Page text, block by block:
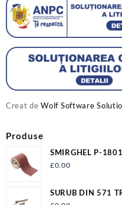
Creat deWolf Software
Produse
SMIRGHEL P-
£0.00
SURUB DIN 571